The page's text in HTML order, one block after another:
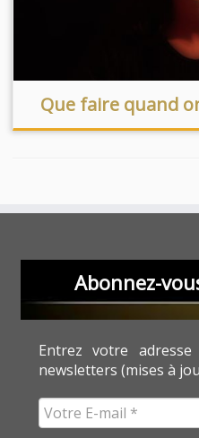
Que faire quand
Abonnez-
Entrez votre
newsletters (mises à